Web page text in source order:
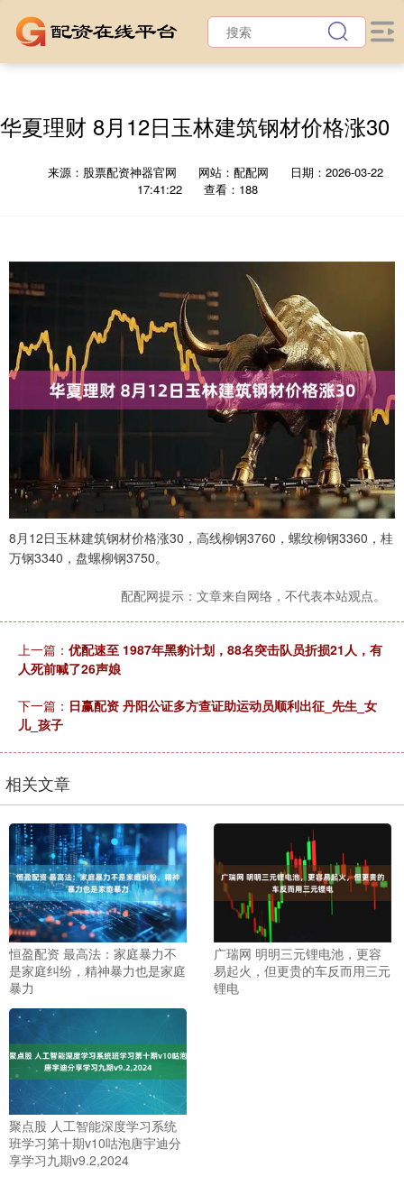
华夏理财 8月12日玉林建筑钢材价格涨30
来源：股票配资神器官网 网站：配配网
日期：2026-03-22
17:41:22
查看：188
8月12日玉林建筑钢材价格涨30，高线柳钢3760，螺纹柳钢3360，桂
万钢3340，盘螺柳钢3750。
配配网提示：文章来自网络，不代表本站观点。
上一篇： 优配速至 1987年黑豹计划，88名突击队员折损21人，有
人死前喊了26声娘
下一篇： 日赢配资 丹阳公证多方查证助运动员顺利出征_先生_女
儿_孩子
相关文章
恒盈配资 最高法：家庭暴力不
是家庭纠纷，精神暴力也是家庭
暴力
广瑞网 明明三元锂电池，更容
易起火，但更贵的车反而用三元
锂电
聚点股 人工智能深度学习系统
班学习第十期v10咕泡唐宇迪分
享学习九期v9.2,2024